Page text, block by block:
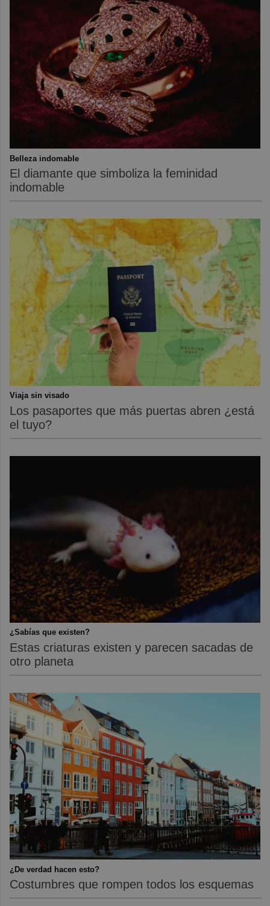
Belleza indomable
El diamante que simboliza la feminidad
indomable
Viaja sin visado
Los pasaportes que más puertas abren ¿está
el tuyo?
¿Sabías que existen?
Estas criaturas existen y parecen sacadas de
otro planeta
¿De verdad hacen esto?
Costumbres que rompen todos los esquemas